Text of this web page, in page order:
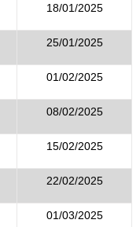
18/01/2025
25/01/2025
01/02/2025
08/02/2025
15/02/2025
22/02/2025
01/03/2025